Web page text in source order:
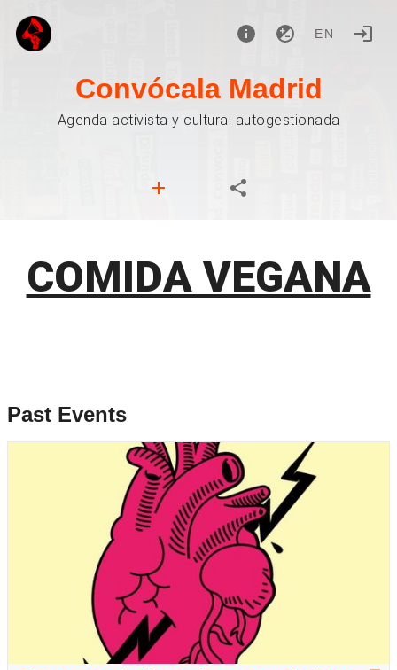
EN
Convócala Madrid
Agenda activista y cultural autogestionada
COMIDA VEGANA
Past Events